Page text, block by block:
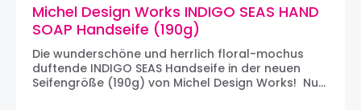
Michel Design Works INDIGO SEAS HAND
SOAP Handseife (190g)
Die wunderschöne und herrlich floral-mochus
duftende INDIGO SEAS Handseife in der neuen
Seifengröße (190g) von Michel Design Works! Nur